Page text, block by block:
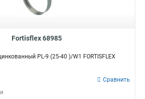
Fortisflex 68985
PL-9 (25-40 )/W1 FORTISFLEX
Сравнить